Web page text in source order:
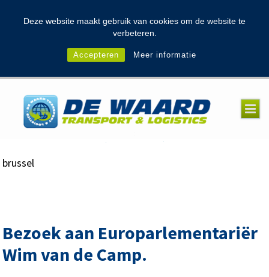
Deze website maakt gebruik van cookies om de website te
verbeteren.
Accepteren Meer informatie
brussel
Bezoek aan Europarlementariër
Wim van de Camp.